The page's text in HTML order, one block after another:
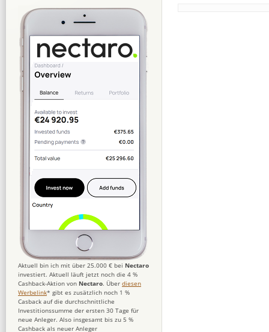
Aktuell bin ich mit über 25.000 € bei Nectaro
investiert. Aktuell läuft jetzt noch die 4 %
Cashback-Aktion von Nectaro. Über diesen
Werbelink* gibt es zusätzlich noch 1 %
Casback auf die durchschnittliche
Investitionssumme der ersten 30 Tage für
neue Anleger. Also insgesamt bis zu 5 %
Cashback als neuer Anleger